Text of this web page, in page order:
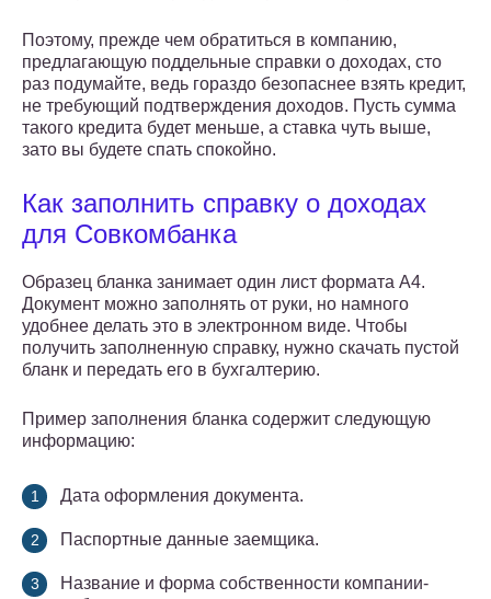
Поэтому, прежде чем обратиться в компанию,
предлагающую поддельные справки о доходах, сто
раз подумайте, ведь гораздо безопаснее взять кредит,
не требующий подтверждения доходов. Пусть сумма
такого кредита будет меньше, а ставка чуть выше,
зато вы будете спать спокойно.
Как заполнить справку о доходах
для Совкомбанка
Образец бланка занимает один лист формата А4.
Документ можно заполнять от руки, но намного
удобнее делать это в электронном виде. Чтобы
получить заполненную справку, нужно скачать пустой
бланк и передать его в бухгалтерию.
Пример заполнения бланка содержит следующую
информацию:
Дата оформления документа.
Паспортные данные заемщика.
Название и форма собственности компании-